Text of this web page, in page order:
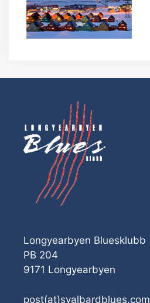
Longyearbyen Bluesklubb
PB 204
9171 Longyearbyen
post(at)svalbardblues.com